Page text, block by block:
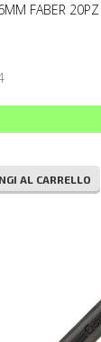
FABER 20PZ
AL CARRELLO